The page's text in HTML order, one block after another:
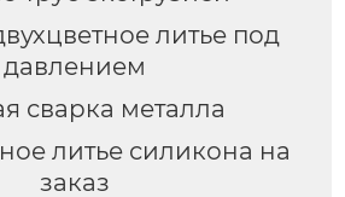
литье под
давлением
сварка металла
литье силикона на
заказ